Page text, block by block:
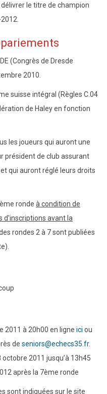
délivrer le titre de champion
(Congrès de Dresde
2010.
suisse intégral (Règles C.04
de Haley en fonction
les joueurs qui auront une
président de club assurant
qui auront réglé leurs droits
ronde à condition de
d'inscriptions avant la
rondes 2 à 7 sont publiées
2011 à 20h00 en ligne ici ou
de seniors@echecs35.fr.
2011 jusqu’à 13h45
après la 7ème ronde
sont indiquées sur le site